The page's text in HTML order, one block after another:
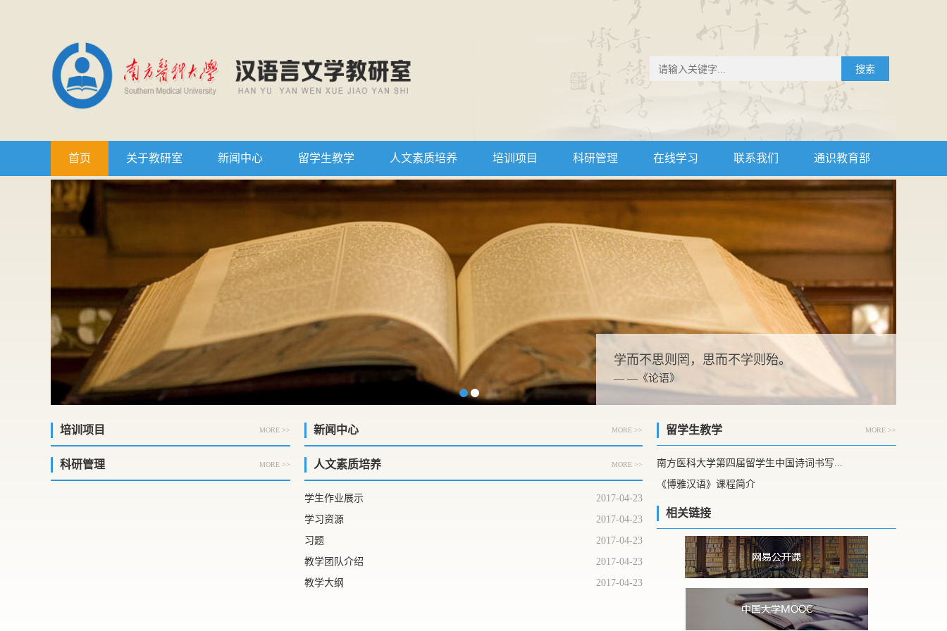
搜索
首页 关于教研室 新闻中心 留学生教学 人文素质培养 培训项目 科研管理 在线学习 联系我们 通识教育部
学而不思则罔，思而不学则殆。
— —《论语》
培训项目 MORE >>
科研管理 MORE >>
新闻中心 MORE >>
人文素质培养 MORE >>
学生作业展示
2017-04-23
学习资源
2017-04-23
习题
2017-04-23
教学团队介绍
2017-04-23
教学大纲
2017-04-23
留学生教学 MORE >>
南方医科大学第四届留学生中国诗词书写...
《博雅汉语》课程简介
相关链接